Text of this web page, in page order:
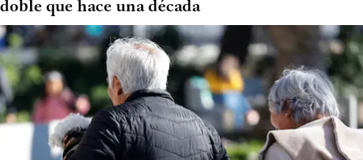
doble que hace una década